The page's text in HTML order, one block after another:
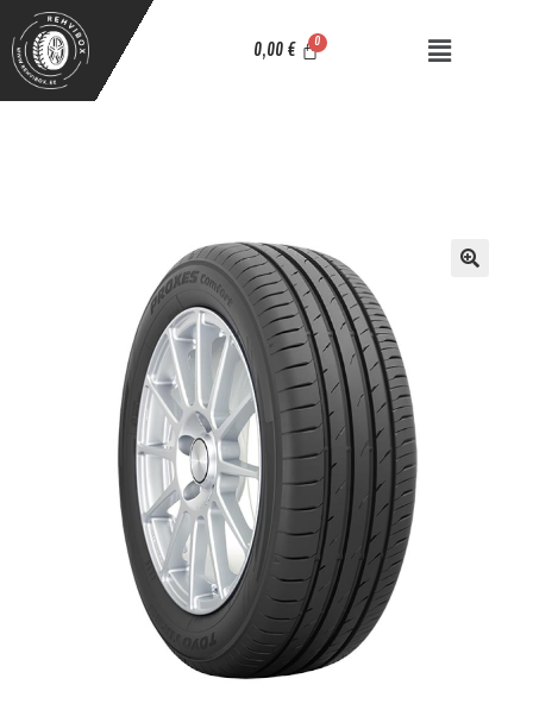
0,00 €